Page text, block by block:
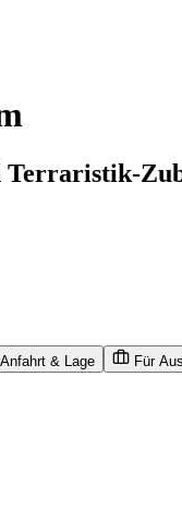
Terraristik-
Anfahrt & Lage Für